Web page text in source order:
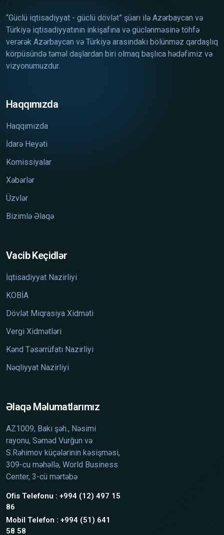
“Güclü iqtisadiyyat - güclü dövlət” şüarı ilə Azərbaycan və
Türkiyə iqtisadiyyatının inkişafına və güclənməsinə töhfə
verərək Azərbaycan və Türkiyə arasındakı bölünməz qardaşlıq
körpüsündə təməl daşlardan biri olmaq başlıca hədəfimiz və
vizyonumuzdur.
Haqqımızda
Haqqımızda
İdarə Heyəti
Komissiyalar
Xəbərlər
Üzvlər
Bizimlə Əlaqə
Vacib Keçidlər
İqtisadiyyat Nazirliyi
KOBİA
Dövlət Miqrasiya Xidməti
Vergi Xidmətləri
Kənd Təsərrüfatı Nazirliyi
Nəqliyyat Nazirliyi
Əlaqə Məlumatlarımız
AZ1009, Bakı şəh., Nəsimi
rayonu, Səməd Vurğun və
S.Rəhimov küçələrinin kəsişməsi,
309-cu məhəllə, World Business
Center, 3-cü mərtəbə
Ofis Telefonu : +994 (12) 497 15
86
Mobil Telefon : +994 (51) 641
58 58